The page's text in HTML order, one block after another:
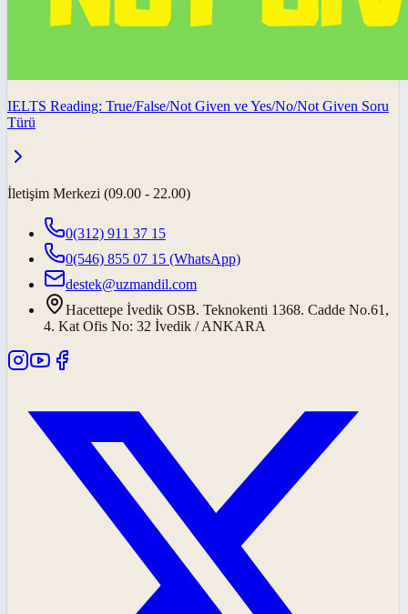
IELTS Reading: True/False/Not Given ve Yes/No/Not Given Soru
Türü
İletişim Merkezi (09.00 - 22.00)
0(312) 911 37 15
0(546) 855 07 15 (WhatsApp)
destek@uzmandil.com
Hacettepe İvedik OSB. Teknokenti 1368. Cadde No.61,
4. Kat Ofis No: 32 İvedik / ANKARA